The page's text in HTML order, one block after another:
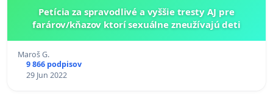
Petícia za spravodlivé a vyššie tresty AJ pre
farárov/kňazov ktorí sexuálne zneužívajú deti
Maroš G.
9 866 podpisov
29 Jun 2022